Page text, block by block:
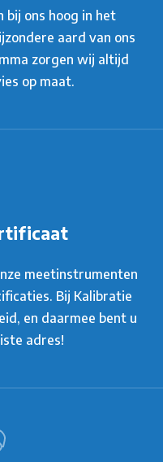
bij ons hoog in het
aard van ons
zorgen wij altijd
op maat.
meetinstrumenten
Bij Kalibratie
en daarmee bent u
adres!